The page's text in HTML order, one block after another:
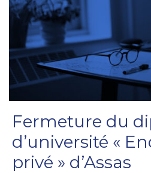
Fermeture du
d’université «
privé » d’Assas